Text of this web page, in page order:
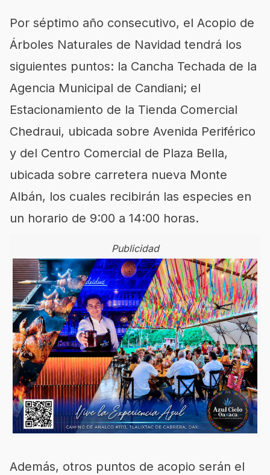
Por séptimo año consecutivo, el Acopio de
Árboles Naturales de Navidad tendrá los
siguientes puntos: la Cancha Techada de la
Agencia Municipal de Candiani; el
Estacionamiento de la Tienda Comercial
Chedraui, ubicada sobre Avenida Periférico
y del Centro Comercial de Plaza Bella,
ubicada sobre carretera nueva Monte
Albán, los cuales recibirán las especies en
un horario de 9:00 a 14:00 horas.
Publicidad
Además, otros puntos de acopio serán el